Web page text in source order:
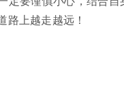
上越走越远！